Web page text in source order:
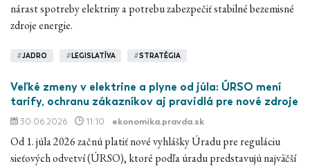
nárast spotreby elektriny a potrebu zabezpečiť stabilné bezemisné
zdroje energie.
#JADRO # LEGISLATÍVA #STRATÉGIA
Veľké zmeny v elektrine a plyne od júla: ÚRSO mení
tarify, ochranu zákazníkov aj pravidlá pre nové zdroje
30.06.2026 11:10 ekonomika.pravda.sk
Od 1. júla 2026 začnú platiť nové vyhlášky Úradu pre reguláciu
sieťových odvetví (ÚRSO), ktoré podľa úradu predstavujú najväčší